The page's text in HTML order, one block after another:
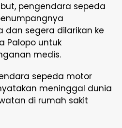
pengendara sepeda
dan segera dilarikan ke
Palopo untuk
medis.
sepeda motor
meninggal dunia
di rumah sakit